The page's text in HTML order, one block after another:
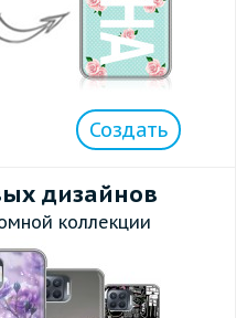
Создать
дизайнов
коллекции